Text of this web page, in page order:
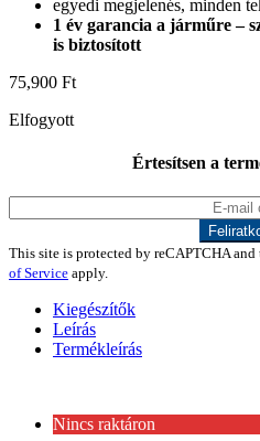
egyedi megjelenés, minden
1 év garancia a járműre –
is biztosított
75,900 Ft
Elfogyott
Értesítsen a
This site is protected by reCAPTCHA and
of Service apply.
Kiegészítők
Leírás
Termékleírás
Nincs raktáron